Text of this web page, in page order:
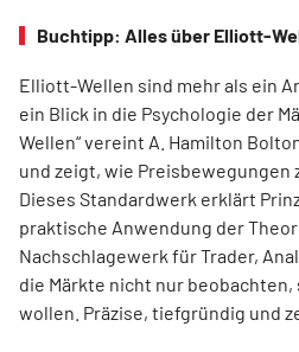
Buchtipp: Alles über Elliott-
Elliott-Wellen sind mehr als ein
ein Blick in die Psychologie der
Wellen“ vereint A. Hamilton
und zeigt, wie Preisbewegungen
Dieses Standardwerk erklärt
praktische Anwendung der
Nachschlagewerk für Trader,
die Märkte nicht nur
wollen. Präzise, tiefgründig und